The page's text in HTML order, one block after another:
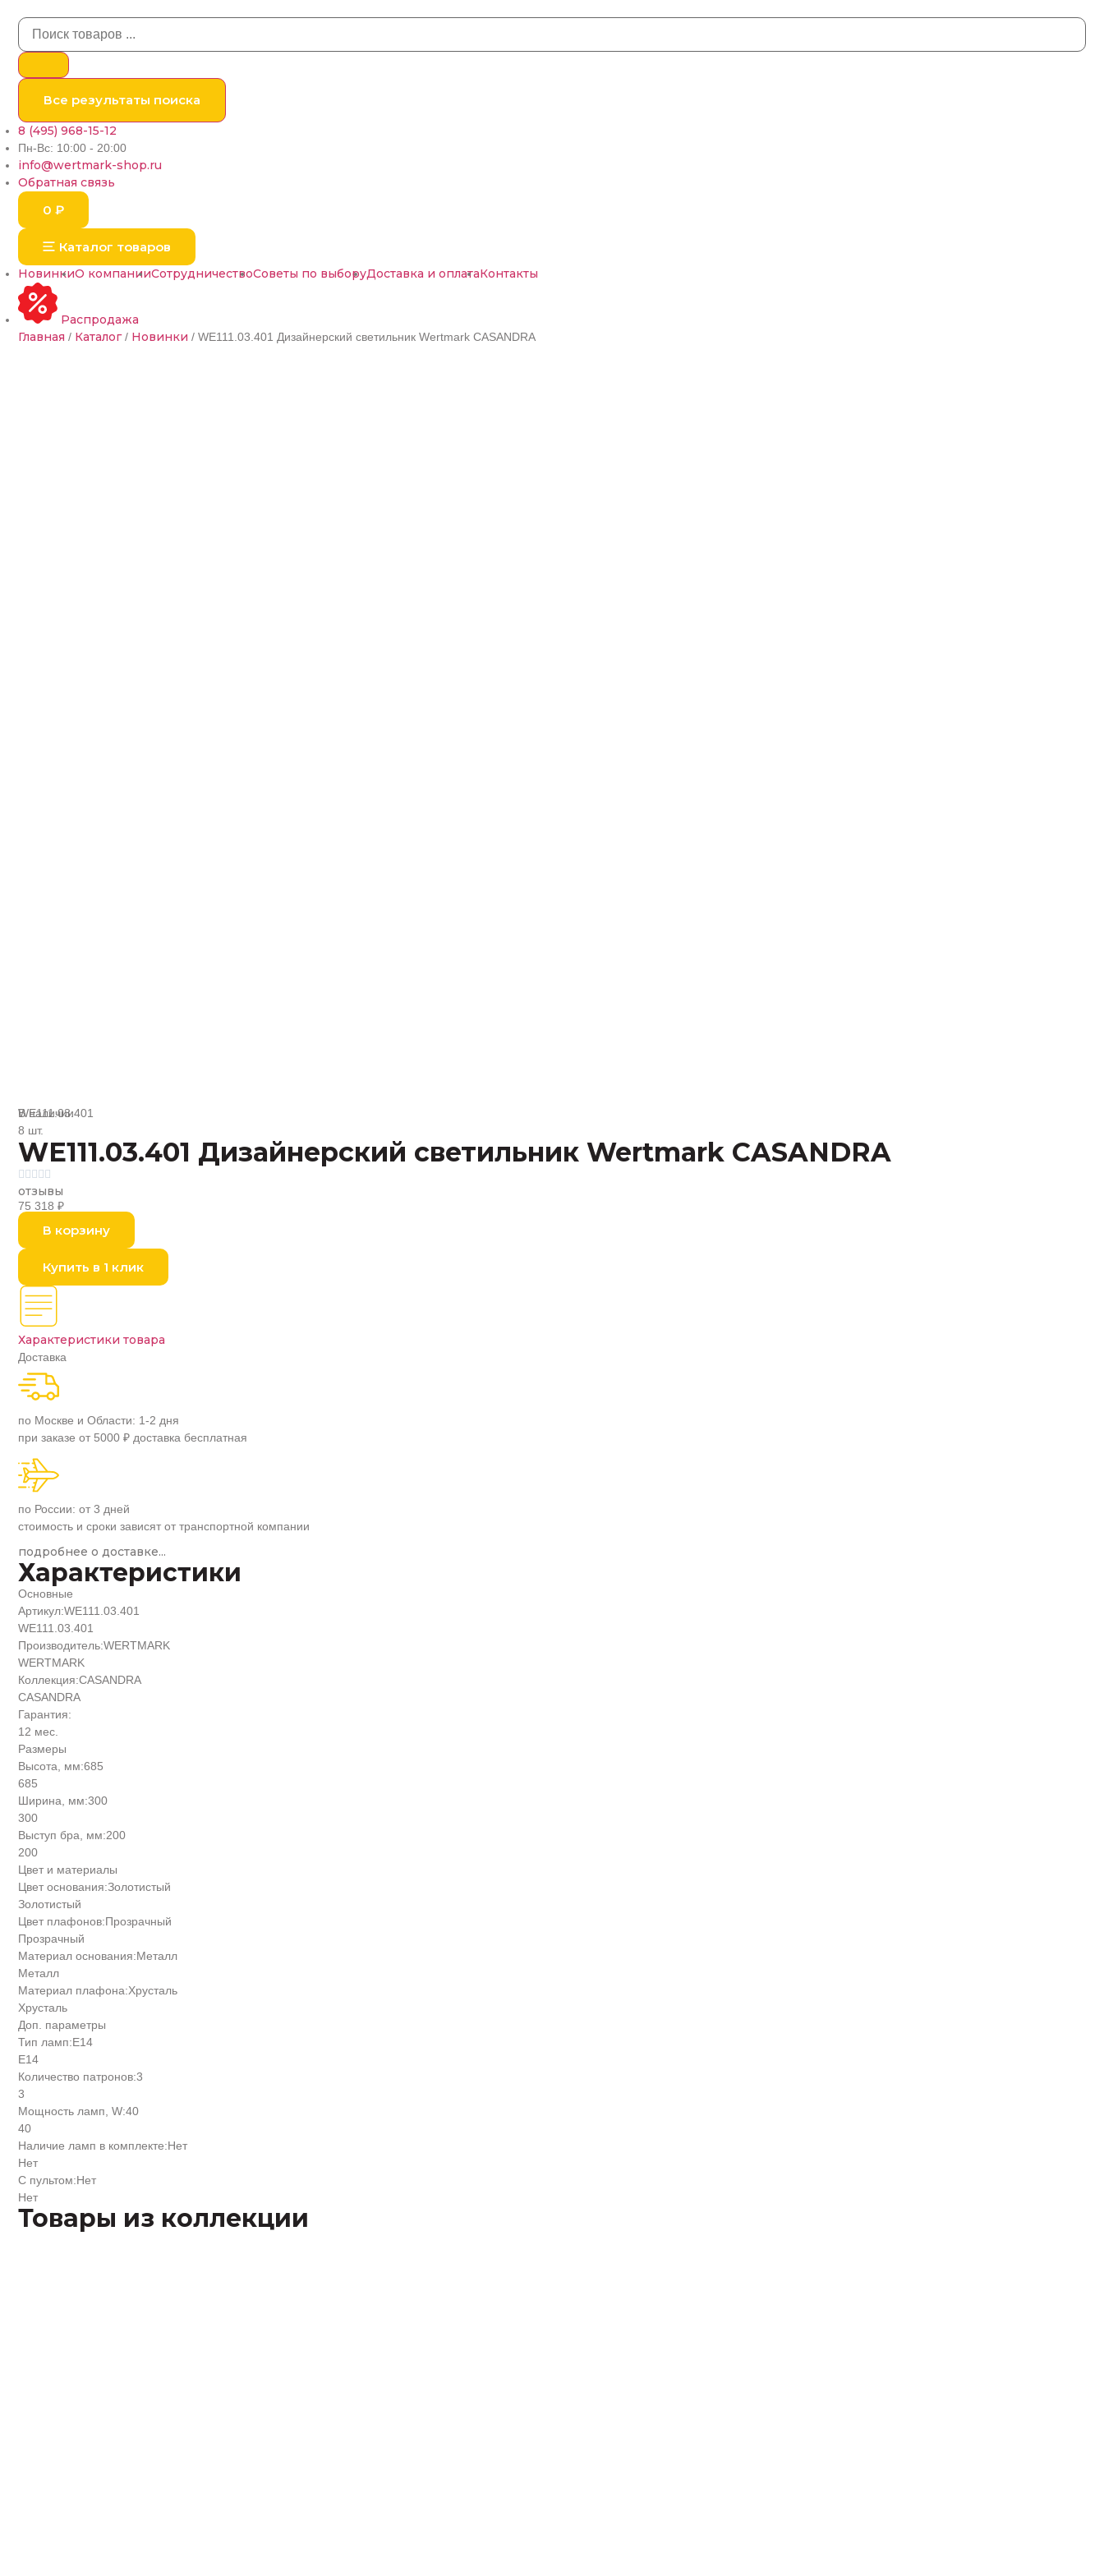
Все результаты поиска
8 (495) 968-15-12
Пн-Вс: 10:00 - 20:00
info@wertmark-shop.ru
Обратная связь
0 ₽
Каталог товаров
НовинкиО компанииСотрудничествоСоветы по выборуДоставка и оплатаКонтакты
Распродажа
Главная / Каталог/ Новинки / WE111.03.401 Дизайнерский светильник Wertmark CASANDRA
В наличии
8 шт.
WE111.03.401 Дизайнерский светильник Wertmark CASANDRA
WE111.03.401
    
отзывы
75 318 ₽
В корзину
Купить в 1 клик
Характеристики товара
Доставка
по Москве и Области: 1-2 дня
при заказе от 5000 ₽ доставка бесплатная
по России: от 3 дней
стоимость и сроки зависят от транспортной компании
подробнее о доставке...
Характеристики
Основные
Артикул:WE111.03.401
WE111.03.401
Производитель:WERTMARK
WERTMARK
Коллекция:CASANDRA
CASANDRA
Гарантия:
12 мес.
Размеры
Высота, мм:685
685
Ширина, мм:300
300
Выступ бра, мм:200
200
Цвет и материалы
Цвет основания:Золотистый
Золотистый
Цвет плафонов:Прозрачный
Прозрачный
Материал основания:Металл
Металл
Материал плафона:Хрусталь
Хрусталь
Доп. параметры
Тип ламп:E14
E14
Количество патронов:3
3
Мощность ламп, W:40
40
Наличие ламп в комплекте:Нет
Нет
С пультом:Нет
Нет
Товары из коллекции